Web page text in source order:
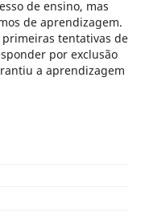
de ensino, mas
de aprendizagem.
primeiras tentativas de
por exclusão
a aprendizagem